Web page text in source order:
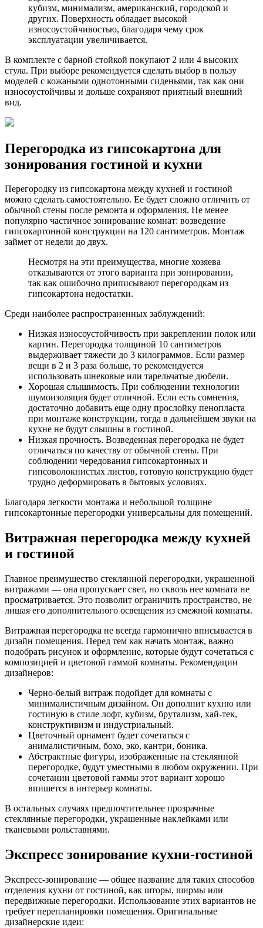
кубизм, минимализм, американский, городской и
других. Поверхность обладает высокой
износоустойчивостью, благодаря чему срок
эксплуатации увеличивается.
В комплекте с барной стойкой покупают 2 или 4 высоких
стула. При выборе рекомендуется сделать выбор в пользу
моделей с кожаными однотонными сиденьями, так как они
износоустойчивы и дольше сохраняют приятный внешний
вид.
Перегородка из гипсокартона для
зонирования гостиной и кухни
Перегородку из гипсокартона между кухней и гостиной
можно сделать самостоятельно. Ее будет сложно отличить от
обычной стены после ремонта и оформления. Не менее
популярно частичное зонирование комнат: возведение
гипсокартонной конструкции на 120 сантиметров. Монтаж
займет от недели до двух.
Несмотря на эти преимущества, многие хозяева
отказываются от этого варианта при зонировании,
так как ошибочно приписывают перегородкам из
гипсокартона недостатки.
Среди наиболее распространенных заблуждений:
Низкая износоустойчивость при закреплении полок или
картин. Перегородка толщиной 10 сантиметров
выдерживает тяжести до 3 килограммов. Если размер
вещи в 2 и 3 раза больше, то рекомендуется
использовать шнековые или тарельчатые дюбели.
Хорошая слышимость. При соблюдении технологии
шумоизоляция будет отличной. Если есть сомнения,
достаточно добавить еще одну прослойку пенопласта
при монтаже конструкции, тогда в дальнейшем звуки на
кухне не будут слышны в гостиной.
Низкая прочность. Возведенная перегородка не будет
отличаться по качеству от обычной стены. При
соблюдении чередования гипсокартонных и
гипсоволокнистых листов, готовую конструкцию будет
трудно деформировать в бытовых условиях.
Благодаря легкости монтажа и небольшой толщине
гипсокартонные перегородки универсальны для помещений.
Витражная перегородка между кухней
и гостиной
Главное преимущество стеклянной перегородки, украшенной
витражами — она пропускает свет, но сквозь нее комната не
просматривается. Это позволит ограничить пространство, не
лишая его дополнительного освещения из смежной комнаты.
Витражная перегородка не всегда гармонично вписывается в
дизайн помещения. Перед тем как начать монтаж, важно
подобрать рисунок и оформление, которые будут сочетаться с
композицией и цветовой гаммой комнаты. Рекомендации
дизайнеров:
Черно-белый витраж подойдет для комнаты с
минималистичным дизайном. Он дополнит кухню или
гостиную в стиле лофт, кубизм, брутализм, хай-тек,
конструктивизм и индустриальный.
Цветочный орнамент будет сочетаться с
анималистичным, бохо, эко, кантри, боника.
Абстрактные фигуры, изображенные на стеклянной
перегородке, будут уместными в любом окружении. При
сочетании цветовой гаммы этот вариант хорошо
впишется в интерьер комнаты.
В остальных случаях предпочтительнее прозрачные
стеклянные перегородки, украшенные наклейками или
тканевыми рольставнями.
Экспресс зонирование кухни-гостиной
Экспресс-зонирование — общее название для таких способов
отделения кухни от гостиной, как шторы, ширмы или
передвижные перегородки. Использование этих вариантов не
требует перепланировки помещения. Оригинальные
дизайнерские идеи: